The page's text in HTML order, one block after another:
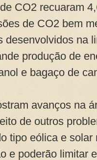
CO2 recuaram
de CO2 bem
desenvolvidos na
produção de
e bagaço de
avanços na
de outros
tipo eólica e
e poderão limitar